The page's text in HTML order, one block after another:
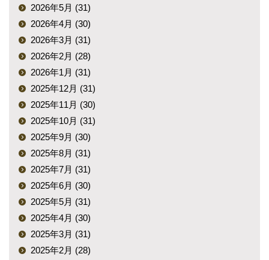
2026年5月 (31)
2026年4月 (30)
2026年3月 (31)
2026年2月 (28)
2026年1月 (31)
2025年12月 (31)
2025年11月 (30)
2025年10月 (31)
2025年9月 (30)
2025年8月 (31)
2025年7月 (31)
2025年6月 (30)
2025年5月 (31)
2025年4月 (30)
2025年3月 (31)
2025年2月 (28)